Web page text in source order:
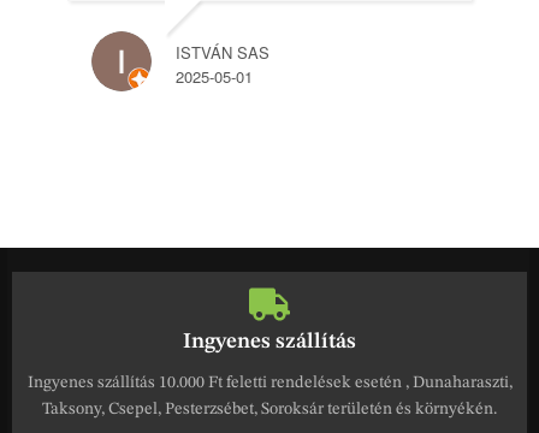
ISTVÁN SAS
2025-05-01
Ingyenes szállítás
Ingyenes szállítás 10.000 Ft feletti rendelések esetén , Dunaharaszti,
Taksony, Csepel, Pesterzsébet, Soroksár területén és környékén.